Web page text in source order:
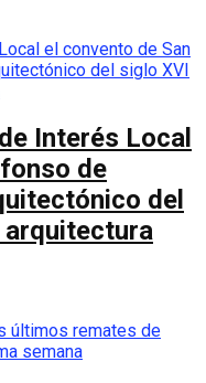
Interés Local
de
del
arquitectura